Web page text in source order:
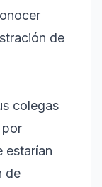
de
colegas
por
estarían
de